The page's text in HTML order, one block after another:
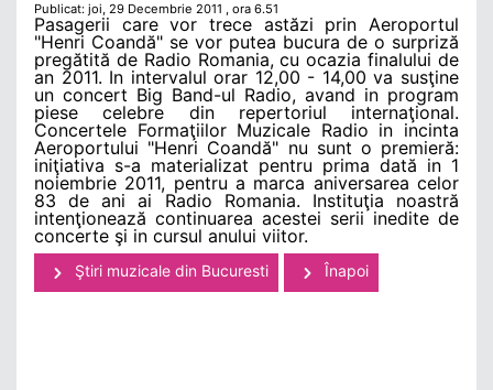
Publicat: joi, 29 Decembrie 2011 , ora 6.51
Pasagerii care vor trece astăzi prin Aeroportul
"Henri Coandă" se vor putea bucura de o surpriză
pregătită de Radio Romania, cu ocazia finalului de
an 2011. In intervalul orar 12,00 - 14,00 va susţine
un concert Big Band-ul Radio, avand in program
piese celebre din repertoriul internaţional.
Concertele Formaţiilor Muzicale Radio in incinta
Aeroportului "Henri Coandă" nu sunt o premieră:
iniţiativa s-a materializat pentru prima dată in 1
noiembrie 2011, pentru a marca aniversarea celor
83 de ani ai Radio Romania. Instituţia noastră
intenţionează continuarea acestei serii inedite de
concerte şi in cursul anului viitor.
Ştiri muzicale din Bucuresti Înapoi